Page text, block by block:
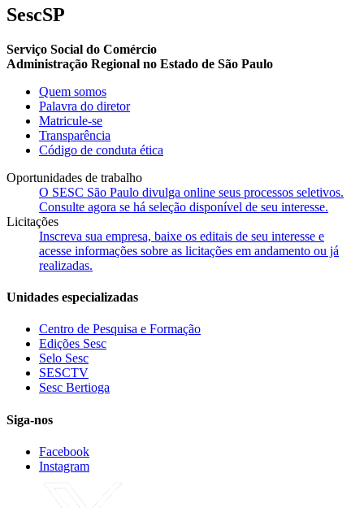
SescSP
Serviço Social do Comércio
Administração Regional no Estado de São Paulo
Quem somos
Palavra do diretor
Matricule-se
Transparência
Código de conduta ética
Oportunidades de trabalho
O SESC São Paulo divulga online seus processos seletivos.
Consulte agora se há seleção disponível de seu interesse.
Licitações
Inscreva sua empresa, baixe os editais de seu interesse e
acesse informações sobre as licitações em andamento ou já
realizadas.
Unidades especializadas
Centro de Pesquisa e Formação
Edições Sesc
Selo Sesc
SESCTV
Sesc Bertioga
Siga-nos
Facebook
Instagram